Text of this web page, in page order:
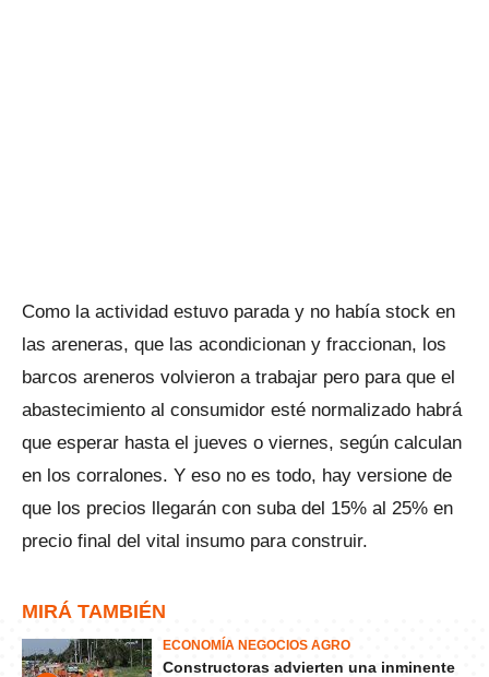
Como la actividad estuvo parada y no había stock en
las areneras, que las acondicionan y fraccionan, los
barcos areneros volvieron a trabajar pero para que el
abastecimiento al consumidor esté normalizado habrá
que esperar hasta el jueves o viernes, según calculan
en los corralones. Y eso no es todo, hay versione de
que los precios llegarán con suba del 15% al 25% en
precio final del vital insumo para construir.
MIRÁ TAMBIÉN
ECONOMÍA NEGOCIOS AGRO
Constructoras advierten una inminente